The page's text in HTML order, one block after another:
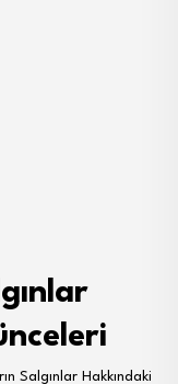
Salgınlar Hakkındaki